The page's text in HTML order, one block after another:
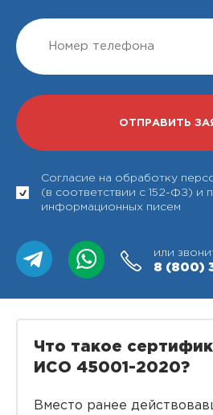
Согласие на обработку
(в соответствии с 152-ФЗ) и
информационных писем
или
8 (800)
Что такое
ИСО 45001-2020?
Вместо ранее